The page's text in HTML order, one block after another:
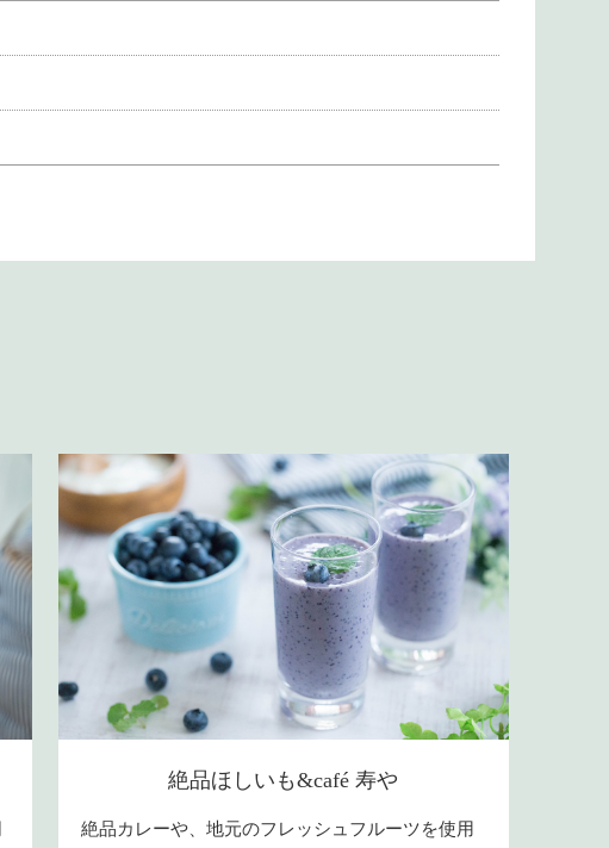
絶品ほしいも&café 寿や
絶品カレーや、地元のフレッシュフルーツを使用